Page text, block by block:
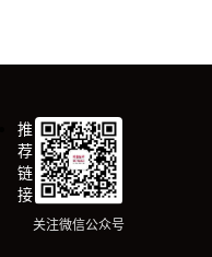
推
荐
链
接
关注微信公众号